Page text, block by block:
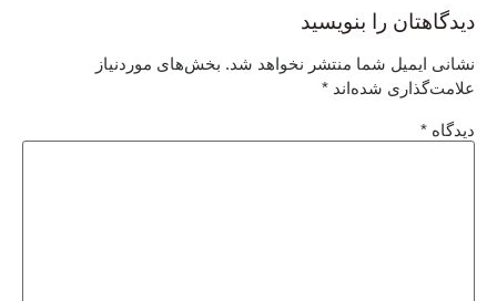
دیدگاهتان را بنویسید
نشانی ایمیل شما منتشر نخواهد شد. بخش‌های موردنیاز
علامت‌گذاری شده‌اند *
دیدگاه *